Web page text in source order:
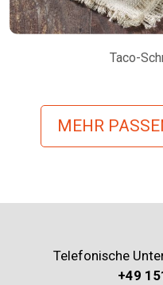
Taco-
MEHR
Telefonische
+49